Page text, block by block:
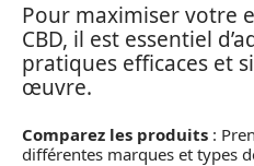
Pour maximiser votre
CBD, il est essentiel
pratiques efficaces et
œuvre.
Comparez les produits :
différentes marques et types